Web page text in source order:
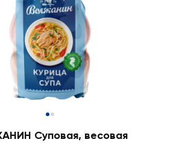
Суповая, весовая